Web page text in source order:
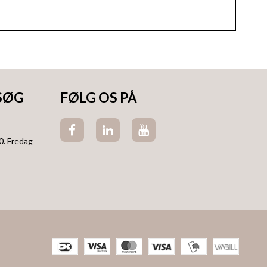
Fredag
FØLG OS PÅ